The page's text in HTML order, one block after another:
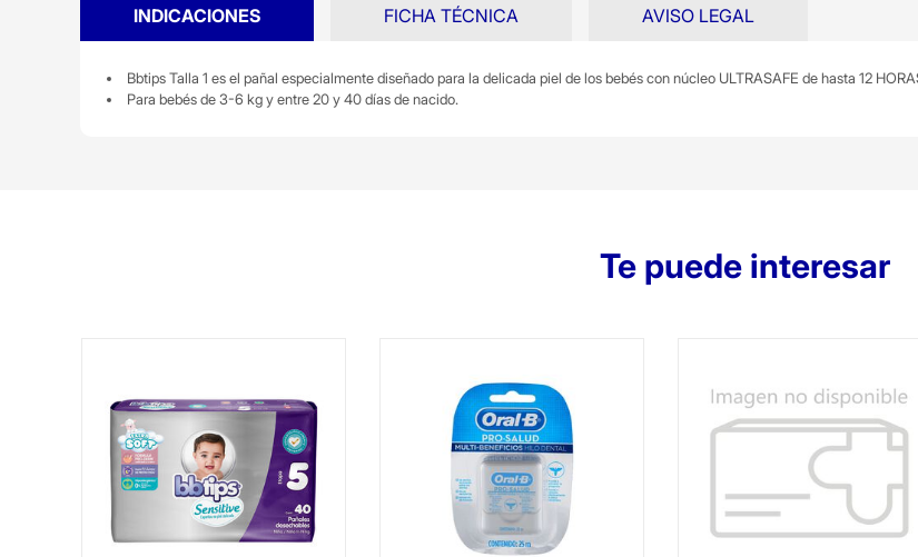
INDICACIONES
Bbtips Talla 1 es el pañal especialmente diseñado para la delicada piel de los bebés con núcleo ULTRASAFE de hasta 12
Para bebés de 3-6 kg y entre 20 y 40 días de nacido.
FICHA TÉCNICA AVISO LEGAL
Te puede interesar